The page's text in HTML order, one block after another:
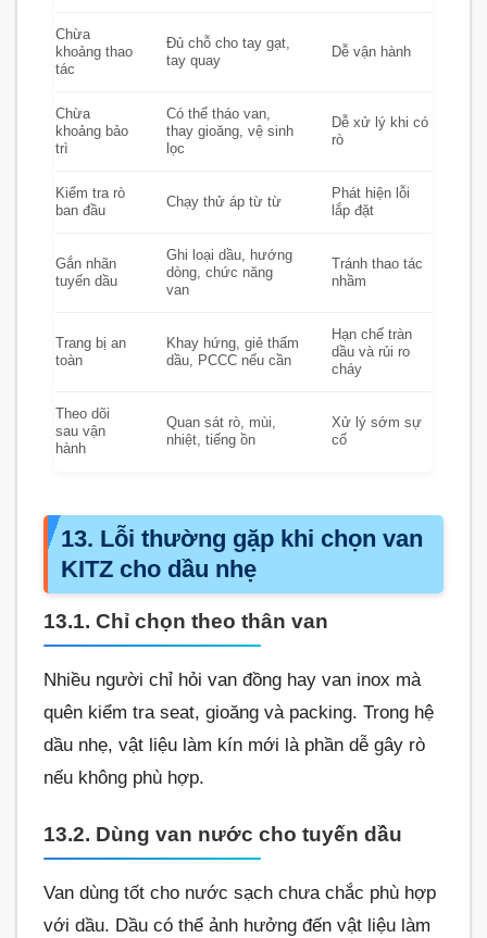
Chừa
khoảng thao
tác
Đủ chỗ cho tay gạt,
tay quay
Dễ vận hành
Chừa
khoảng bảo
trì
Có thể tháo van,
thay gioăng, vệ sinh
lọc
Dễ xử lý khi có
rò
Kiểm tra rò
ban đầu
Chạy thử áp từ từ
Phát hiện lỗi
lắp đặt
Gắn nhãn
tuyến dầu
Ghi loại dầu, hướng
dòng, chức năng
van
Tránh thao tác
nhầm
Trang bị an
toàn
Khay hứng, giẻ thấm
dầu, PCCC nếu cần
Hạn chế tràn
dầu và rủi ro
cháy
Theo dõi
sau vận
hành
Quan sát rò, mùi,
nhiệt, tiếng ồn
Xử lý sớm sự
cố
13. Lỗi thường gặp khi chọn van
KITZ cho dầu nhẹ
13.1. Chỉ chọn theo thân van
Nhiều người chỉ hỏi van đồng hay van inox mà
quên kiểm tra seat, gioăng và packing. Trong hệ
dầu nhẹ, vật liệu làm kín mới là phần dễ gây rò
nếu không phù hợp.
13.2. Dùng van nước cho tuyến dầu
Van dùng tốt cho nước sạch chưa chắc phù hợp
với dầu. Dầu có thể ảnh hưởng đến vật liệu làm